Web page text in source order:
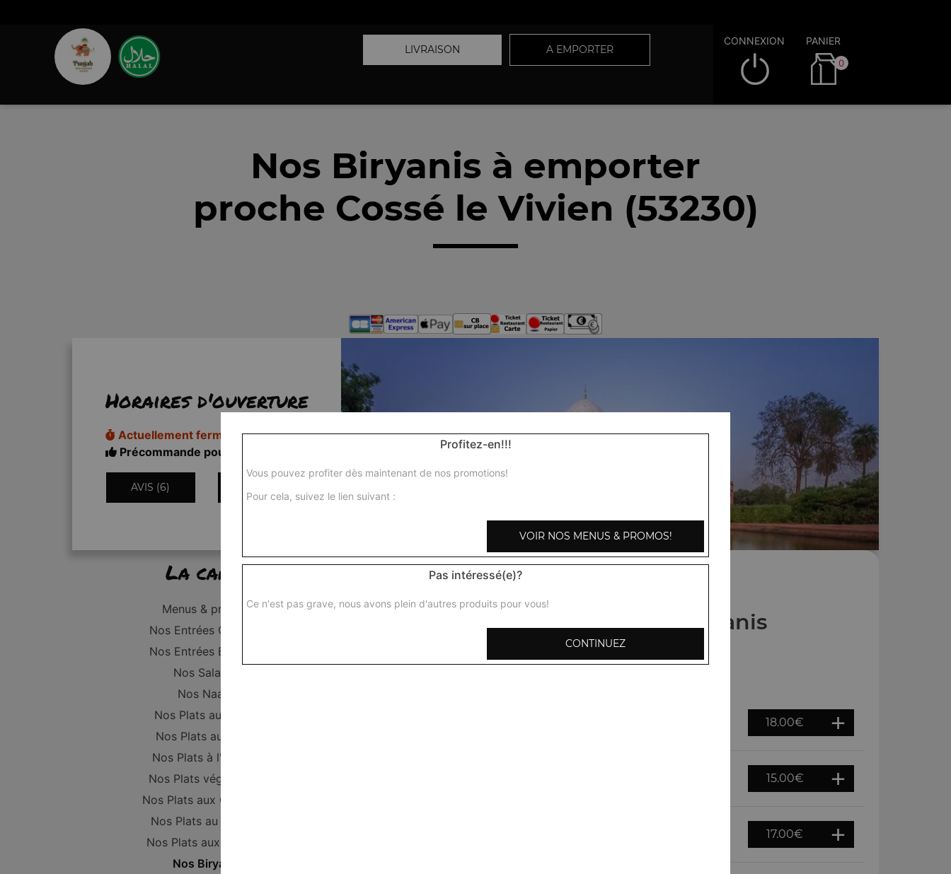
LIVRAISON A EMPORTER
CONNEXION PANIER
0
Nos Biryanis à emporter
proche Cossé le Vivien (53230)
Horaires d'ouverture
Actuellement fermé
Précommande pour demain
AVIS (6)
La carte
Menus & promos
Nos Entrées Grillades
Nos Entrées Beignets
Nos Salades
Nos Naans
Nos Plats au Poulet
Nos Plats au Boeuf
Nos Plats à l'Agneau
Nos Plats végétariens
Nos Plats aux Crevettes
Nos Plats au Poisson
Nos Plats aux Gambas
Nos Biryanis
Nos Biryanis
18.00€
15.00€
17.00€
Profitez-en!!!
Vous pouvez profiter dès maintenant de nos promotions!
Pour cela, suivez le lien suivant :
VOIR NOS MENUS & PROMOS!
Pas intéressé(e)?
Ce n'est pas grave, nous avons plein d'autres produits pour vous!
CONTINUEZ